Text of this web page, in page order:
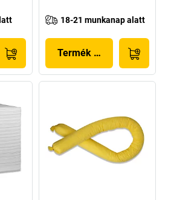
18-21 munkanap alatt
Termék megjelenítése